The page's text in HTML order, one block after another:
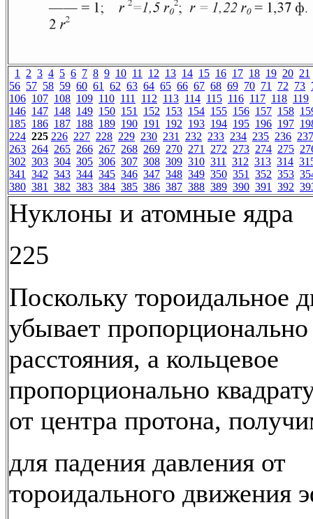
1 2 3 4 5 6 7 8 9 10 11 12 13 14 15 16 17 18 19 20 21
56 57 58 59 60 61 62 63 64 65 66 67 68 69 70 71 72 73
106 107 108 109 110 111 112 113 114 115 116 117 118 119
146 147 148 149 150 151 152 153 154 155 156 157 158
185 186 187 188 189 190 191 192 193 194 195 196 197
224 225 226 227 228 229 230 231 232 233 234 235 236 237
263 264 265 266 267 268 269 270 271 272 273 274 275
302 303 304 305 306 307 308 309 310 311 312 313 314
341 342 343 344 345 346 347 348 349 350 351 352 353
380 381 382 383 384 385 386 387 388 389 390 391 392
Нуклоны и атомные ядра
225
Поскольку тороидальное
убывает пропорционально
расстояния, а кольцевое
пропорционально
от центра протона,
для падения давления от
тороидального движения